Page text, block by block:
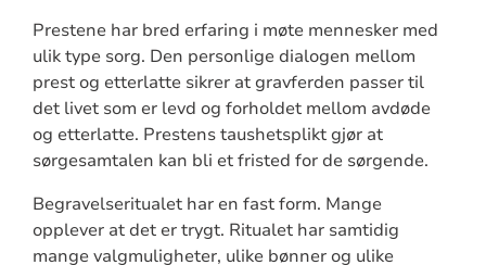
Prestene har bred erfaring i møte mennesker med
ulik type sorg. Den personlige dialogen mellom
prest og etterlatte sikrer at gravferden passer til
det livet som er levd og forholdet mellom avdøde
og etterlatte. Prestens taushetsplikt gjør at
sørgesamtalen kan bli et fristed for de sørgende.
Begravelseritualet har en fast form. Mange
opplever at det er trygt. Ritualet har samtidig
mange valgmuligheter, ulike bønner og ulike